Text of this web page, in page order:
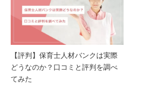
【評判】保育士人材バンクは実際
どうなのか？口コミと評判を調べ
てみた